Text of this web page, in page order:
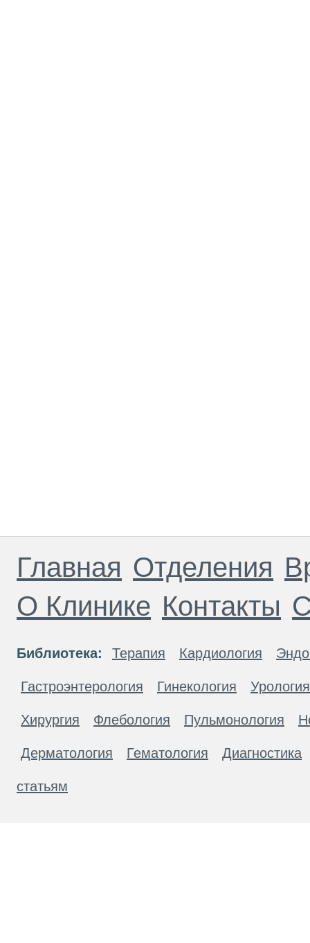
Главная Отделения
О Клинике Контакты
Библиотека: Терапия Кардиология
Гастроэнтерология Гинекология Урология
Хирургия Флебология Пульмонология
Дерматология Гематология Диагностика
статьям